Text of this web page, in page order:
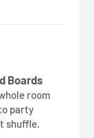
Boards
room
party
shuffle.